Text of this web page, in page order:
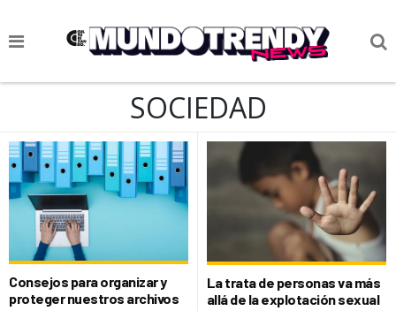
NOTICIAS
CIENCIA Y TECNOLOGÍA
VIDA
SOCIEDAD
CULTURIZANDO.COM
SOCIEDAD
Consejos para organizar y
proteger nuestros archivos
La trata de personas va más
allá de la explotación sexual